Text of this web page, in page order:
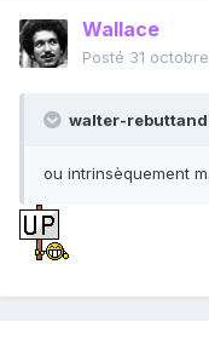
Wallace
Posté 31
walter-rebuttand
ou intrinsèquement